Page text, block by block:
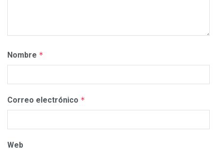
Nombre *
Correo electrónico *
Web